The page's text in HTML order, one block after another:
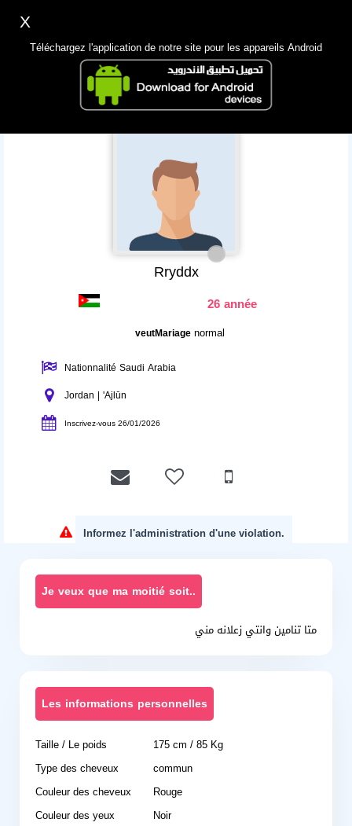
App Mobile
Rryddx
26 année
veutMariagenormal
Nationnalité Saudi Arabia
Jordan | 'Ajlūn
Inscrivez-vous 26/01/2026
Informez l'administration d'une violation.
Je veux que ma moitié soit..
متا تنامين وانتي زعلانه مني
Les informations personnelles
Taille / Le poids
175 cm / 85 Kg
Type des cheveux
commun
Couleur des cheveux
Rouge
Couleur des yeux
Noir
X
Téléchargez l'application de notre site pour les appareils Android